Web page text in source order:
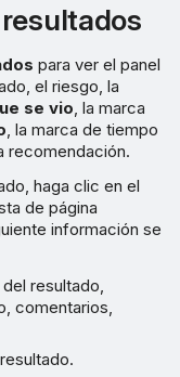
para ver el panel
el riesgo, la
se vio, la marca
, la marca de tiempo
recomendación.
haga clic en el
de página
información se
resultado,
comentarios,